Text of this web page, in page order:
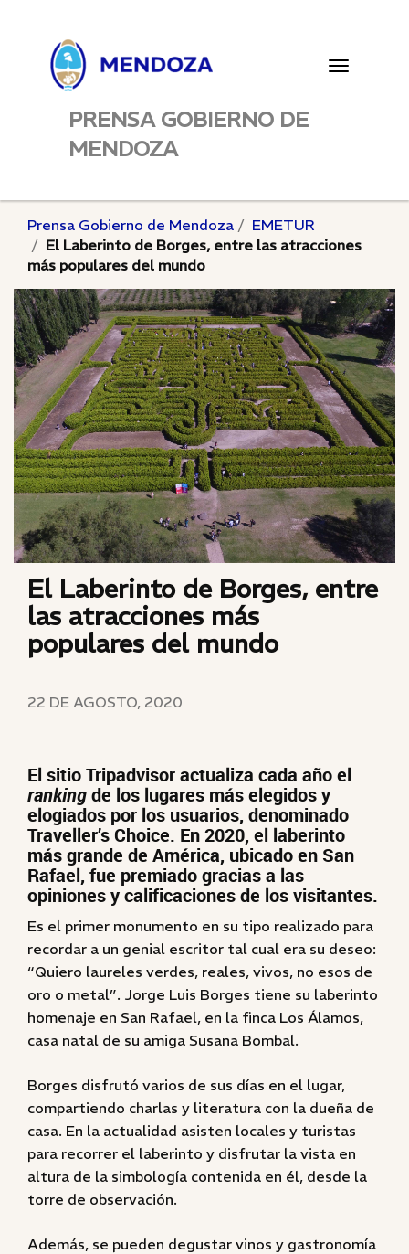
Toggle
PRENSA GOBIERNO DE
MENDOZA
Prensa Gobierno de Mendoza
EMETUR
El Laberinto de Borges, entre las atracciones
más populares del mundo
El Laberinto de Borges, entre
las atracciones más
populares del mundo
22 DE AGOSTO, 2020
El sitio Tripadvisor actualiza cada año el
rankingde los lugares más elegidos y
elogiados por los usuarios, denominado
Traveller’s Choice. En 2020, el laberinto
más grande de América, ubicado en San
Rafael, fue premiado gracias a las
opiniones y calificaciones de los visitantes.
Es el primer monumento en su tipo realizado para
recordar a un genial escritor tal cual era su deseo:
“Quiero laureles verdes, reales, vivos, no esos de
oro o metal”. Jorge Luis Borges tiene su laberinto
homenaje en San Rafael, en la finca Los Álamos,
casa natal de su amiga Susana Bombal.
Borges disfrutó varios de sus días en el lugar,
compartiendo charlas y literatura con la dueña de
casa. En la actualidad asisten locales y turistas
para recorrer el laberinto y disfrutar la vista en
altura de la simbología contenida en él, desde la
torre de observación.
Además, se pueden degustar vinos y gastronomía